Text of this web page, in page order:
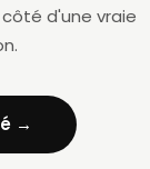
d'une vraie
→